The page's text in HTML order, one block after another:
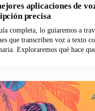
aplicaciones de
precisa
completa, lo guiaremos a
que transcriben voz a texto
Exploraremos qué hace